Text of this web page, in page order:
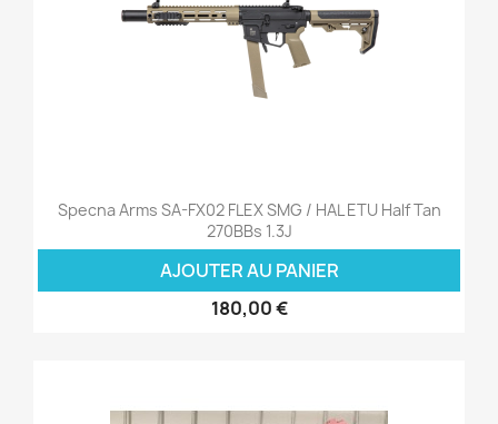
Specna Arms SA-FX02 FLEX SMG / HAL ETU Half Tan
270BBs 1.3J
AJOUTER AU PANIER
180,00 €